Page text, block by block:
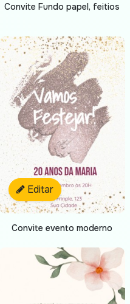
Convite Fundo papel, feitios
Editar
Convite evento moderno